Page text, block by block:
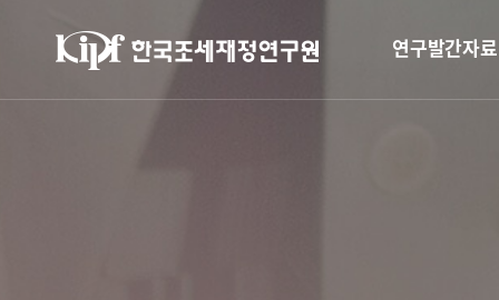
연구발간자료